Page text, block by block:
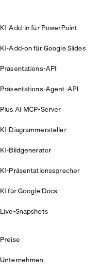
KI-Add-in für PowerPoint
KI-Add-on für Google Slides
Präsentations-API
Präsentations-Agent-API
Plus AI MCP-Server
KI-Diagrammersteller
KI-Bildgenerator
KI-Präsentationssprecher
KI für Google Docs
Live-Snapshots
Preise
Unternehmen